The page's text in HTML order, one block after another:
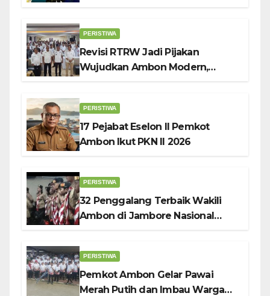
PERISTIWA
Revisi RTRW Jadi Pijakan
Wujudkan Ambon Modern,
PERISTIWA
17 Pejabat Eselon II Pemkot
Ambon Ikut PKN II 2026
PERISTIWA
32 Penggalang Terbaik Wakili
Ambon di Jambore Nasional
PERISTIWA
Pemkot Ambon Gelar Pawai
Merah Putih dan Imbau Warga